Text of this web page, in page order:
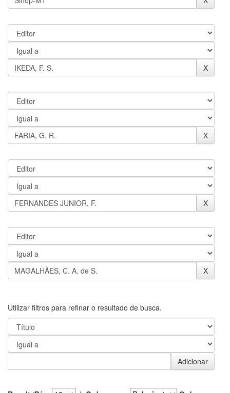
Utilizar filtros para refinar o resultado de busca.